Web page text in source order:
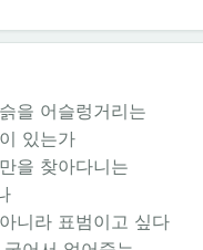
을 어슬렁거리는
있는가
을 찾아다니는
니라 표범이고 싶다